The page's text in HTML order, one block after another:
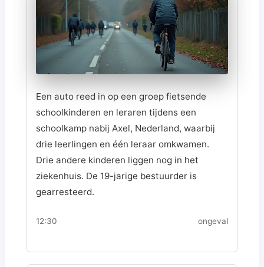
Een auto reed in op een groep fietsende
schoolkinderen en leraren tijdens een
schoolkamp nabij Axel, Nederland, waarbij
drie leerlingen en één leraar omkwamen.
Drie andere kinderen liggen nog in het
ziekenhuis. De 19-jarige bestuurder is
gearresteerd.
12:30 ongeval